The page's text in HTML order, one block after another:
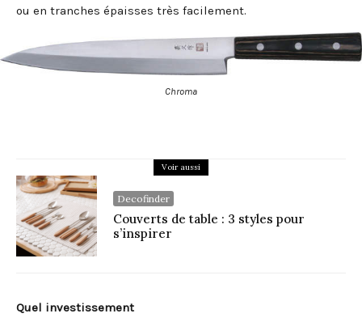
ou en tranches épaisses très facilement.
Chroma
Voir aussi
Decofinder
Couverts de table : 3 styles pour
s’inspirer
Quel investissement